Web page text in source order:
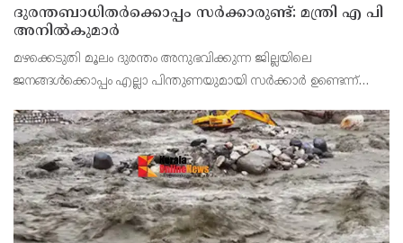
ദുരന്തബാധിതര്‍ക്കൊപ്പം സര്‍ക്കാരുണ്ട്: മന്ത്രി എ പി
അനില്‍കുമാര്‍
മഴക്കെടുതി മൂലം ദുരന്തം അനുഭവിക്കുന്ന ജില്ലയിലെ
ജനങ്ങള്‍ക്കൊപ്പം എല്ലാ പിന്തുണയുമായി സര്‍ക്കാര്‍ ഉണ്ടെന്ന്
ശുചീകരണത്തിന് സര്‍ക്കാര്‍ 10,000 രൂപയുട